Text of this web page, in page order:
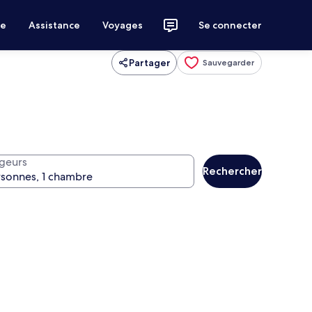
Assistance Voyages Se connecter
Partager Sauvegarder
Rechercher